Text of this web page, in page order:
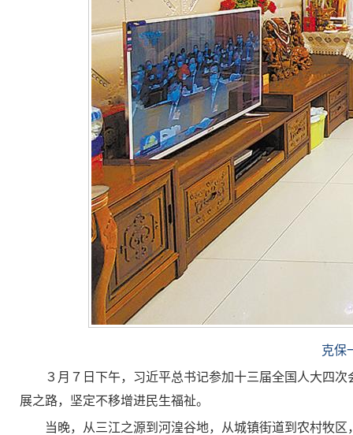
克保
３月７日下午，习近平总书记参加十三届全国人大四
展之路，坚定不移增进民生福祉。
当晚，从三江之源到河湟谷地，从城镇街道到农村牧